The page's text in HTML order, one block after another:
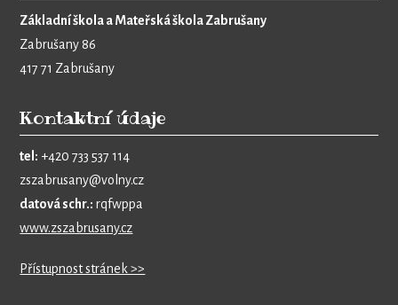
Základní škola a Mateřská škola Zabrušany
Zabrušany 86
417 71 Zabrušany
Kontaktní údaje
tel: +420 733 537 114
zszabrusany@volny.cz
datová schr.: rqfwppa
www.zszabrusany.cz
Přístupnost stránek >>